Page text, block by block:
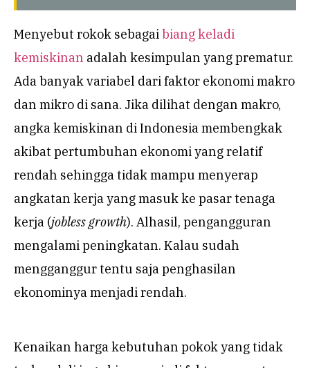
Menyebut rokok sebagaibiang keladi
kemiskinan adalah kesimpulan yang prematur.
Ada banyak variabel dari faktor ekonomi makro
dan mikro di sana. Jika dilihat dengan makro,
angka kemiskinan di Indonesia membengkak
akibat pertumbuhan ekonomi yang relatif
rendah sehingga tidak mampu menyerap
angkatan kerja yang masuk ke pasar tenaga
kerja (jobless growth). Alhasil, pengangguran
mengalami peningkatan. Kalau sudah
mengganggur tentu saja penghasilan
ekonominya menjadi rendah.
Kenaikan harga kebutuhan pokok yang tidak